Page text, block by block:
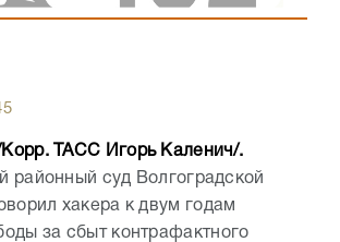
ТАСС Игорь Каленич/.
районный суд Волгоградской
хакера к двум годам
за сбыт контрафактного